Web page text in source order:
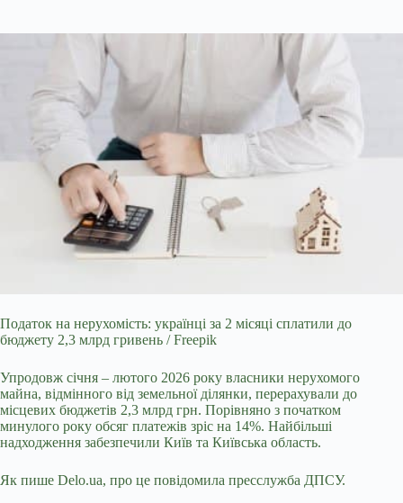
Податок на нерухомість: українці за 2 місяці сплатили до
бюджету 2,3 млрд гривень / Freepik
Упродовж січня – лютого 2026 року власники нерухомого
майна, відмінного від земельної ділянки, перерахували до
місцевих бюджетів 2,3 млрд грн. Порівняно з початком
минулого року обсяг платежів зріс на 14%. Найбільші
надходження забезпечили Київ та Київська область.
Як пише Delo.ua, про це повідомила пресслужба ДПСУ.